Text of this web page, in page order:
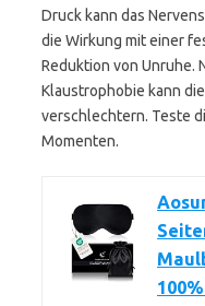
Druck kann das
die Wirkung mit einer
Reduktion von Unruhe.
Klaustrophobie kann
verschlechtern. Teste
Momenten.